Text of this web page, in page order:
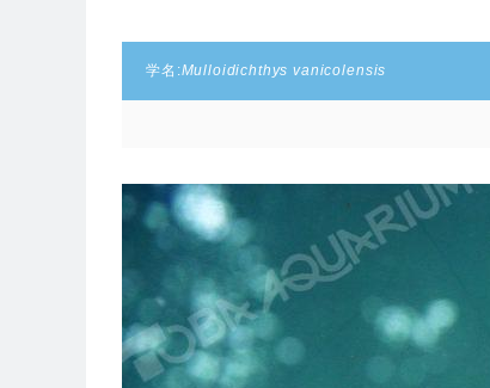
学名:Mulloidichthys vanicolensis